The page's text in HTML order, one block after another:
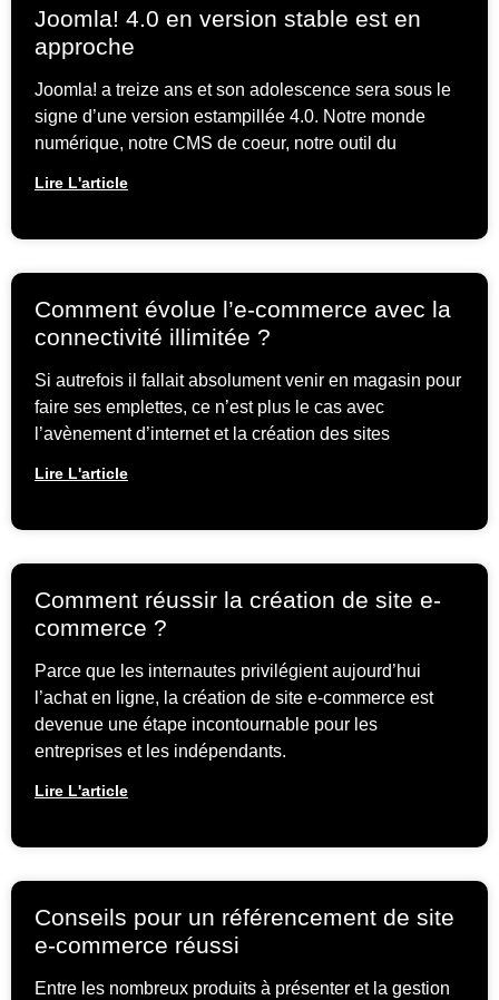
Joomla! 4.0 en version stable est en
approche
Joomla! a treize ans et son adolescence sera sous le
signe d’une version estampillée 4.0. Notre monde
numérique, notre CMS de coeur, notre outil du
Lire L'article
Comment évolue l’e-commerce avec la
connectivité illimitée ?
Si autrefois il fallait absolument venir en magasin pour
faire ses emplettes, ce n’est plus le cas avec
l’avènement d’internet et la création des sites
Lire L'article
Comment réussir la création de site e-
commerce ?
Parce que les internautes privilégient aujourd’hui
l’achat en ligne, la création de site e-commerce est
devenue une étape incontournable pour les
entreprises et les indépendants.
Lire L'article
Conseils pour un référencement de site
e-commerce réussi
Entre les nombreux produits à présenter et la gestion